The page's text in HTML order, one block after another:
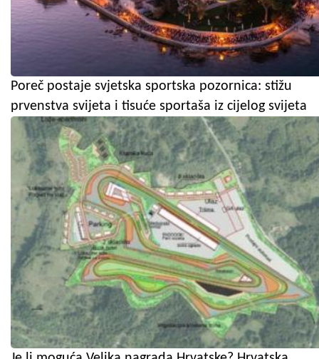
Poreč postaje svjetska sportska pozornica: stižu
prvenstva svijeta i tisuće sportaša iz cijelog svijeta